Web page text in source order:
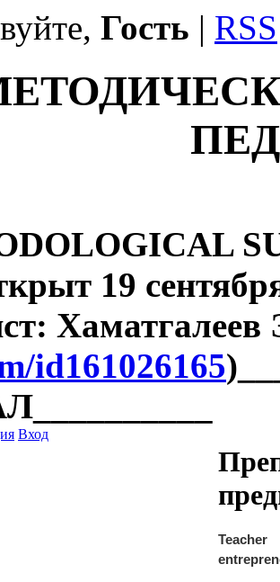
Гость | RSS
19
id161026165
Вход